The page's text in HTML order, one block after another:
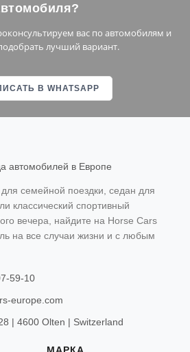
вас по автомобилям и
лучший вариант.
В WHATSAPP
семейной поездки, седан для
классический спортивный
вечера, найдите на Horse Cars
на все случаи жизни и с любым
59-10
europe.com
| 4600 Olten | Switzerland